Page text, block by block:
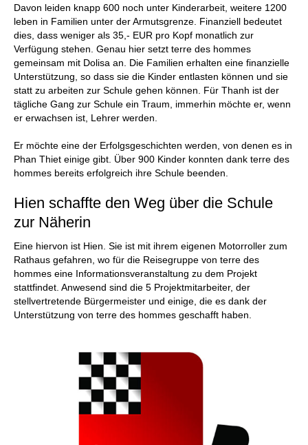
Davon leiden knapp 600 noch unter Kinderarbeit, weitere 1200
leben in Familien unter der Armutsgrenze. Finanziell bedeutet
dies, dass weniger als 35,- EUR pro Kopf monatlich zur
Verfügung stehen. Genau hier setzt terre des hommes
gemeinsam mit Dolisa an. Die Familien erhalten eine finanzielle
Unterstützung, so dass sie die Kinder entlasten können und sie
statt zu arbeiten zur Schule gehen können. Für Thanh ist der
tägliche Gang zur Schule ein Traum, immerhin möchte er, wenn
er erwachsen ist, Lehrer werden.
Er möchte eine der Erfolgsgeschichten werden, von denen es in
Phan Thiet einige gibt. Über 900 Kinder konnten dank terre des
hommes bereits erfolgreich ihre Schule beenden.
Hien schaffte den Weg über die Schule
zur Näherin
Eine hiervon ist Hien. Sie ist mit ihrem eigenen Motorroller zum
Rathaus gefahren, wo für die Reisegruppe von terre des
hommes eine Informationsveranstaltung zu dem Projekt
stattfindet. Anwesend sind die 5 Projektmitarbeiter, der
stellvertretende Bürgermeister und einige, die es dank der
Unterstützung von terre des hommes geschafft haben.